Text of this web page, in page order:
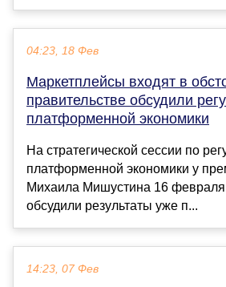
04:23, 18 Фев
Маркетплейсы входят в
правительстве обсудили
платформенной экономики
На стратегической сессии по
платформенной экономики у
Михаила Мишустина 16 февраля
обсудили результаты уже п...
14:23, 07 Фев